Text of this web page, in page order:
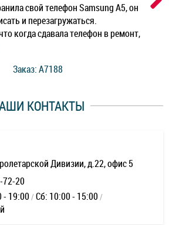
свой телефон Samsung A5, он
и перезагружаться.
когда сдавала телефон в ремонт,
быструю диагностику и сказал
Заказ: A7188
КОНТАКТЫ
Дивизии, д.22, офис 5
72-20
- 19:00 Сб: 10:00 - 15:00